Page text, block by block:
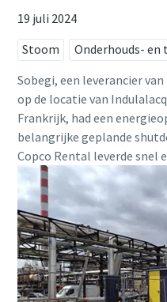
19 juli 2024
Stoom
Onderhouds-
Sobegi, een leverancier
op de locatie van
Frankrijk, had een
belangrijke geplande
Copco Rental leverde snel